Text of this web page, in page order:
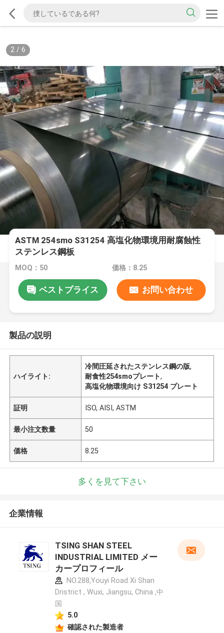
2/ 6
ASTM 254smo S31254 高塩化物環境用耐腐蝕性
ステンレス鋼板
MOQ：50 価格：8.25
ベストプライス お問い合わせ
製品の説明
ハイライト:
冷間圧延されたステンレス鋼の版,
耐食性254smoプレート,
高塩化物環境向け S31254 プレート
証明 ISO, AISI, ASTM
最小注文数量 50
価格 8.25
多くを見て下さい
企業情報
TSING SHAN STEEL
INDUSTRIAL LIMITED メー
カープロフィール
NO.288,Youyi Road Xi Shan
Dristrict , Wuxi, Jiangsu, China ,中
国
5.0
確認された製造者